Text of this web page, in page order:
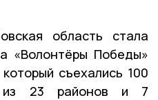
область стала
«Волонтёры Победы»
съехались 100
из 23 районов и 7